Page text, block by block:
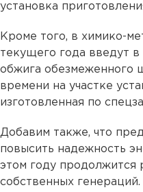
установка
Кроме того, в химико-
текущего года введут в
обжига обезмеженного
времени на участке
изготовленная по
Добавим также, что
повысить надежность
этом году продолжится
собственных генераций.